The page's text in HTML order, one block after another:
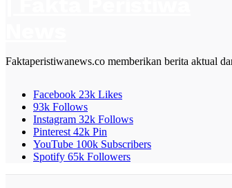
Faktaperistiwanews.co memberikan berita aktual
Facebook 23k Likes
93k Follows
Instagram 32k Follows
Pinterest 42k Pin
YouTube 100k Subscribers
Spotify 65k Followers